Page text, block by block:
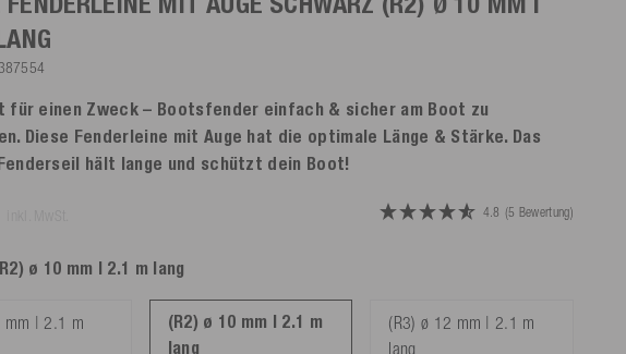
für einen Zweck – Bootsfender einfach & sicher am Boot zu
Diese Fenderleine mit Auge hat die optimale Länge & Stärke. Das
hält lange und schützt dein Boot!
4.8 (5 Bewertung)
ø 10 mm | 2.1 m lang
mm | 2.1 m
(R2) ø 10 mm | 2.1 m
lang
(R3) ø 12 mm | 2.1 m
lang